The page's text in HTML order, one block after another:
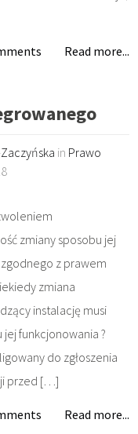
Read more...
in Prawo
zmiany sposobu jej
z prawem
zmiana
instalację musi
funkcjonowania ?
do zgłoszenia
przed […]
Read more...